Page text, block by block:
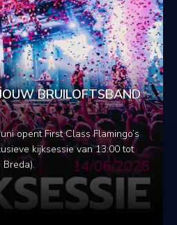
BRUILOFTSBAND
opent First Class Flamingo’s
kijksessie van 13:00 tot